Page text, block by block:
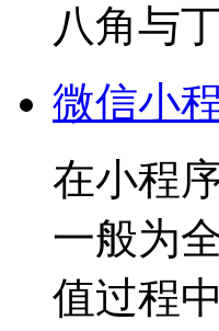
八角与
微信小
在小程
一般为
值过程